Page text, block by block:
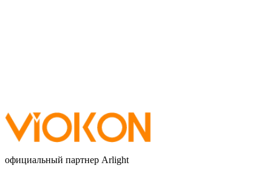
официальный партнер Arlight